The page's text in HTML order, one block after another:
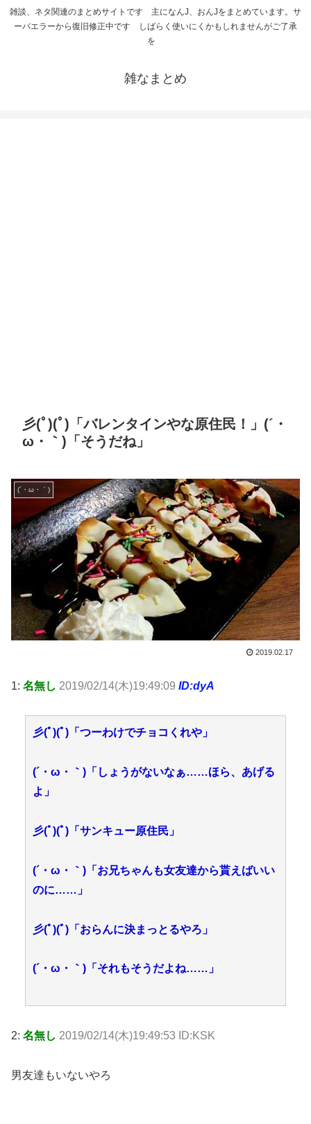
雑談、ネタ関連のまとめサイトです 主になんJ、おんJをまとめています。サ
ーバエラーから復旧修正中です しばらく使いにくかもしれませんがご了承
を
雑なまとめ
彡(ﾟ)(ﾟ)「バレンタインやな原住民！」(´・
ω・｀)「そうだね」
(´・ω・｀)
2019.02.17
1: 名無し 2019/02/14(木)19:49:09 ID:dyA
彡(ﾟ)(ﾟ)「つーわけでチョコくれや」
(´・ω・｀)「しょうがないなぁ……ほら、あげる
よ」
彡(ﾟ)(ﾟ)「サンキュー原住民」
(´・ω・｀)「お兄ちゃんも女友達から貰えばいい
のに……」
彡(ﾟ)(ﾟ)「おらんに決まっとるやろ」
(´・ω・｀)「それもそうだよね……」
2: 名無し 2019/02/14(木)19:49:53 ID:KSK
男友達もいないやろ